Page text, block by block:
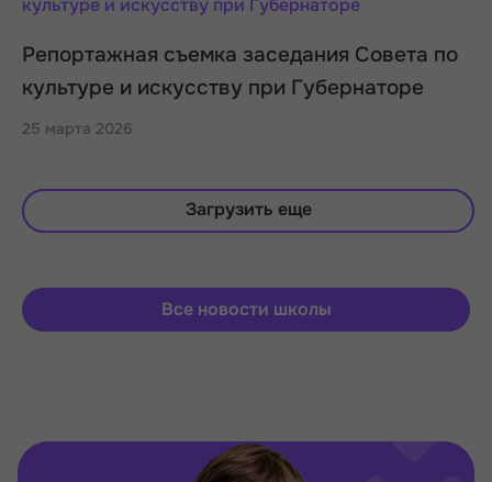
Репортажная съемка заседания Совета по
культуре и искусству при Губернаторе
25 марта 2026
Загрузить еще
Все новости школы